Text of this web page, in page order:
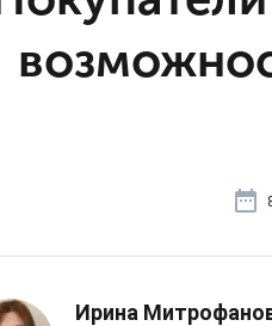
Ирина